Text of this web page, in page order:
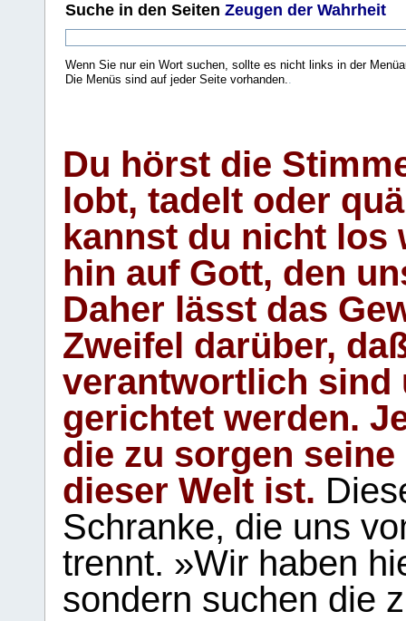
Suche in den Seiten Zeugen der Wahrheit
Wenn Sie nur ein Wort suchen, sollte es nicht links in der
Die Menüs sind auf jeder Seite vorhanden.
Du hörst die
lobt, tadelt oder
kannst du nicht los
hin auf Gott, den
Daher lässt das
Zweifel darüber,
verantwortlich sind
gerichtet werden.
die zu sorgen
dieser Welt ist.
Schranke, die uns
trennt. »Wir haben
sondern suchen die